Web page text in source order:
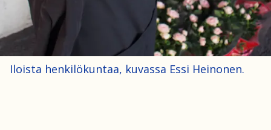
Iloista henkilökuntaa, kuvassa Essi Heinonen.